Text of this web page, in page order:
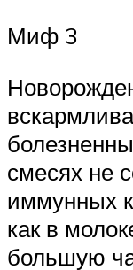
Миф 3
смесях не
иммунных
как в
большую